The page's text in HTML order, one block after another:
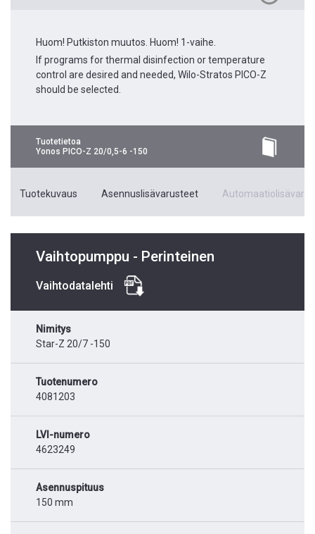
Huom! Putkiston muutos. Huom! 1-vaihe.
If programs for thermal disinfection or temperature
control are desired and needed, Wilo-Stratos PICO-Z
should be selected.
Tuotetietoa
Yonos PICO-Z 20/0,5-6 -150
Tuotekuvaus Asennuslisävarusteet
Vaihtopumppu - Perinteinen
Vaihtodatalehti
Nimitys
Star-Z 20/7 -150
Tuotenumero
4081203
LVI-numero
4623249
Asennuspituus
150 mm